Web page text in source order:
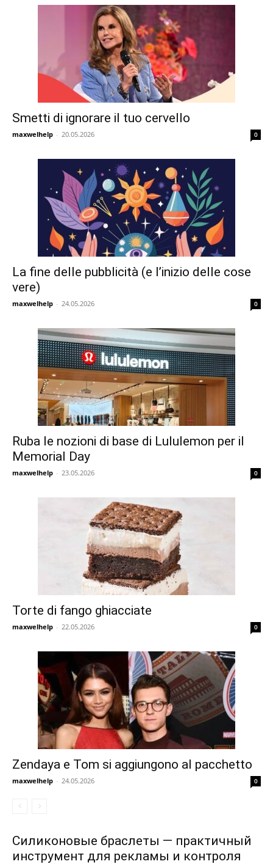
Smetti di ignorare il tuo cervello
maxwelhelp - 20.05.2026 0
La fine delle pubblicità (e l’inizio delle cose
vere)
maxwelhelp - 24.05.2026 0
Ruba le nozioni di base di Lululemon per il
Memorial Day
maxwelhelp - 23.05.2026 0
Torte di fango ghiacciate
maxwelhelp - 22.05.2026 0
Zendaya e Tom si aggiungono al pacchetto
maxwelhelp - 24.05.2026 0
Силиконовые браслеты — практичный
инструмент для рекламы и контроля